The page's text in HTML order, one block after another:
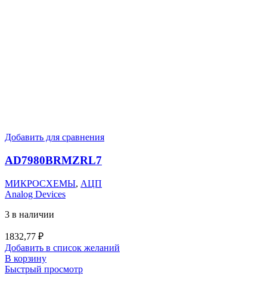
Добавить для сравнения
AD7980BRMZRL7
МИКРОСХЕМЫ, АЦП
Analog Devices
3 в наличии
1832,77 ₽
Добавить в список желаний
В корзину
Быстрый просмотр